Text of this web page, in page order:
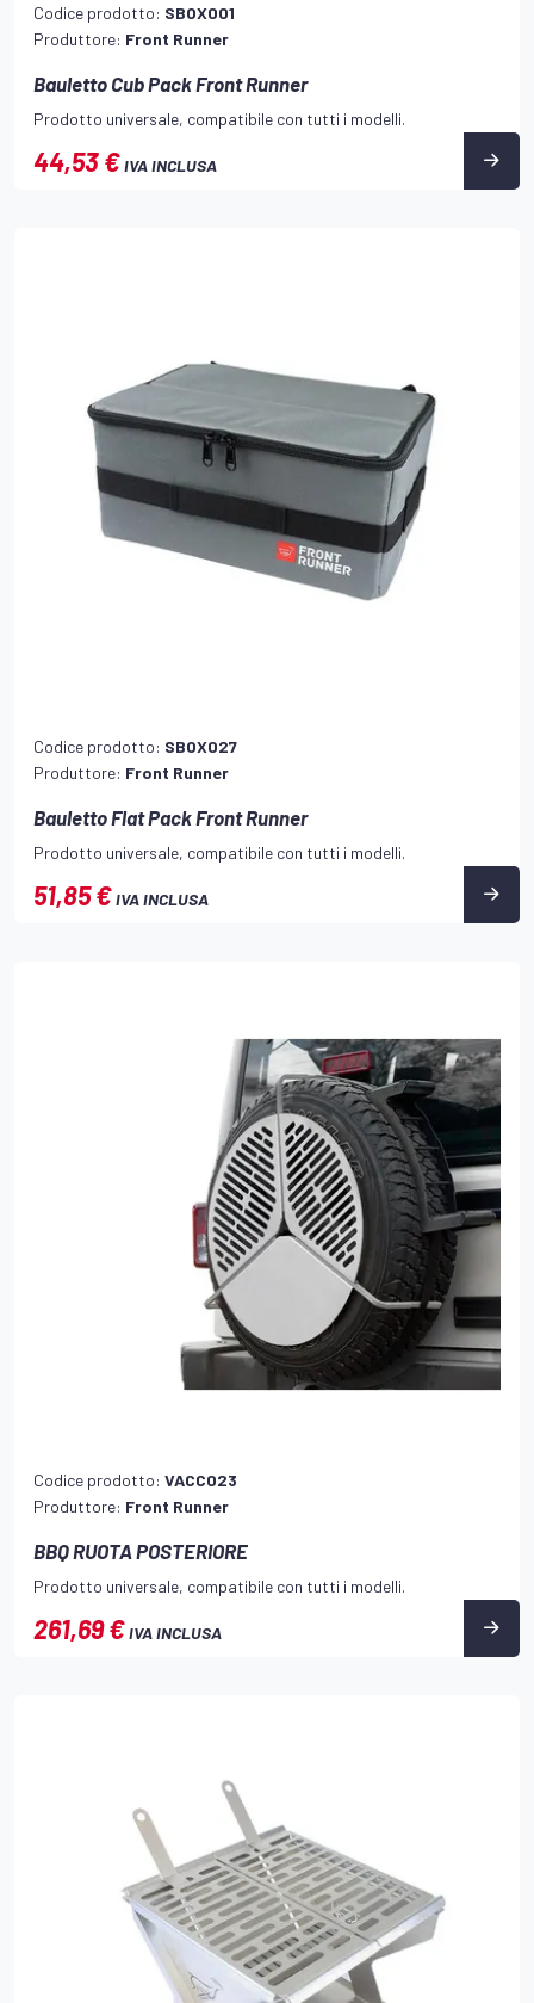
Codice prodotto: SBOX001
Produttore: Front Runner
Bauletto Cub Pack Front Runner
Prodotto universale, compatibile con tutti i modelli.
44,53 €IVA INCLUSA
Codice prodotto: SBOX027
Produttore: Front Runner
Bauletto Flat Pack Front Runner
Prodotto universale, compatibile con tutti i modelli.
51,85 €IVA INCLUSA
Codice prodotto: VACC023
Produttore: Front Runner
BBQ RUOTA POSTERIORE
Prodotto universale, compatibile con tutti i modelli.
261,69 €IVA INCLUSA